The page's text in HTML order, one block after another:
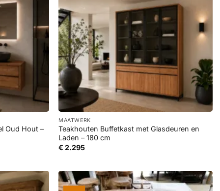
Oud Hout –
MAATWERK
Teakhouten Buffetkast met Glasdeuren en
Laden – 180 cm
€ 2.295